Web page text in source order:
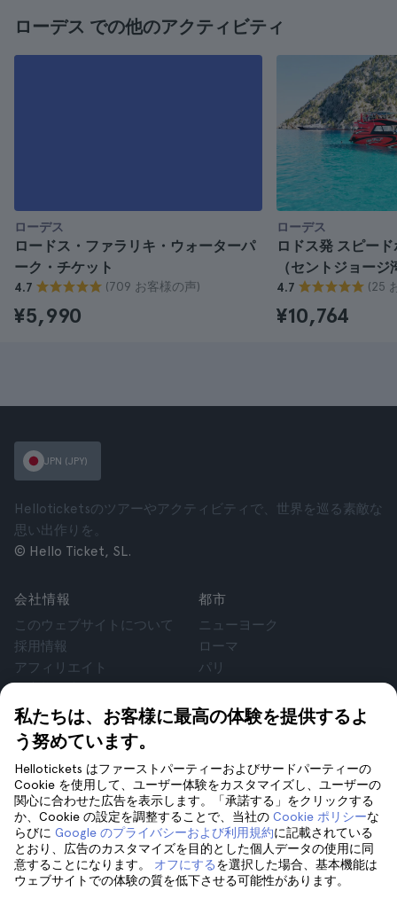
ローデス での他のアクティビティ
ローデス
ロードス・ファラリキ・ウォーターパ
ーク・チケット
4.7 (709 お客様の声)
¥5,990
ローデス
ロドス発 スピー
（セントジョージ
4.7 (25
¥10,764
私たちは、お客様に最高の体験を提供するよ
う努めています。
Hellotickets はファーストパーティーおよびサードパーティーの
Cookie を使用して、ユーザー体験をカスタマイズし、ユーザーの
関心に合わせた広告を表示します。「承諾する」をクリックする
か、Cookie の設定を調整することで、当社の Cookie ポリシーな
らびに Google のプライバシーおよび利用規約に記載されている
とおり、広告のカスタマイズを目的とした個人データの使用に同
意することになります。 オフにするを選択した場合、基本機能は
ウェブサイトでの体験の質を低下させる可能性があります。
JPN (JPY)
Helloticketsのツアーやアクティビティで、世界を巡る素敵な
思い出作りを。
© Hello Ticket, SL.
会社情報
このウェブサイトについて
採用情報
アフィリエイト
個人情報保護方針
利用規約
法律相談
cookie
都市
ニューヨーク
ローマ
パリ
グラナダ
サポート
サポート
お問い合わせ
フォローしてください